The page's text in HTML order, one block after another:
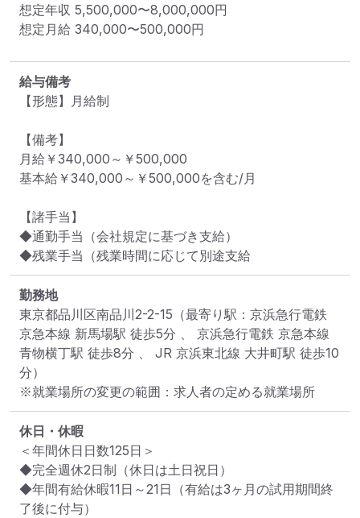
想定年収 5,500,000〜8,000,000円
想定月給 340,000〜500,000円
給与備考
【形態】月給制
【備考】
月給￥340,000～￥500,000
基本給￥340,000～￥500,000を含む/月
【諸手当】
◆通勤手当（会社規定に基づき支給）
◆残業手当（残業時間に応じて別途支給
勤務地
東京都品川区南品川2-2-15 （最寄り駅：京浜急行電鉄
京急本線 新馬場駅 徒歩5分 、 京浜急行電鉄 京急本線
青物横丁駅 徒歩8分 、 JR 京浜東北線 大井町駅 徒歩10
分）
※就業場所の変更の範囲：求人者の定める就業場所
休日・休暇
＜年間休日日数125日＞
◆完全週休2日制（休日は土日祝日）
◆年間有給休暇11日～21日（有給は3ヶ月の試用期間終
了後に付与）